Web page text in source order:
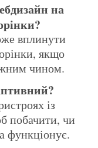
вплинути
якщо
чином.
із
побачити, чи
функціонує.